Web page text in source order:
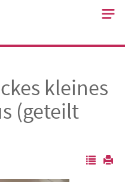
kleines
(geteilt